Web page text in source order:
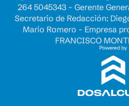
264 5045343 - Gerente
Secretario de Redacción:
Mario Romero - Empresa
FRANCISCO